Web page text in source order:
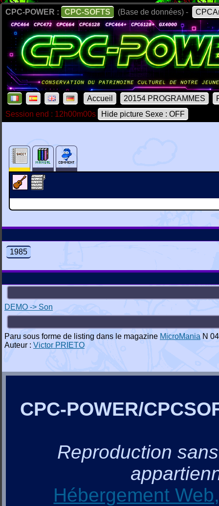
CPC-POWER : CPC-SOFTS (Base de données) -
Accueil 20154 PROGRAMMES
Session end : 12h00m00s
Hide picture Sexe : OFF
1985
DEMO -> Son
Paru sous forme de listing dans le magazine MicroMania N
Auteur : Victor PRIETO
CPC-POWER/
Reproduction
Hébergement